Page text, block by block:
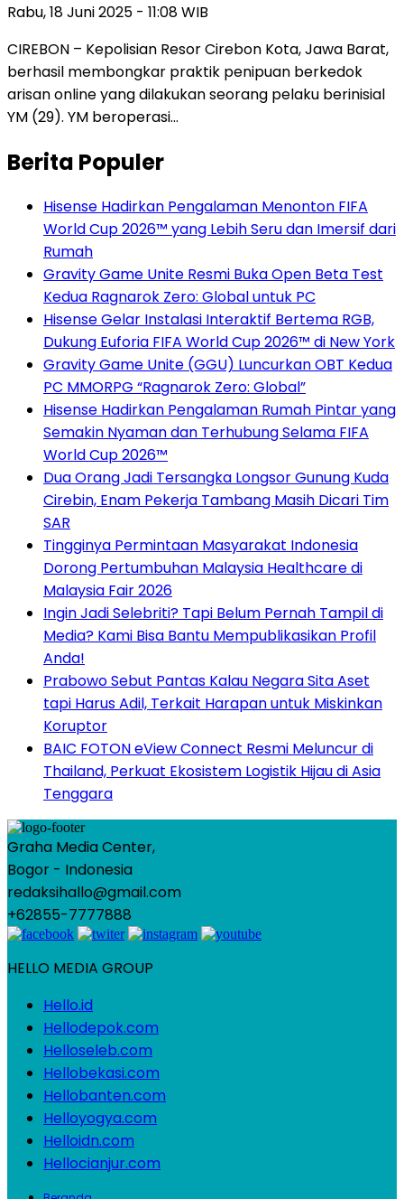
Rabu, 18 Juni 2025 - 11:08 WIB
CIREBON – Kepolisian Resor Cirebon Kota, Jawa Barat,
berhasil membongkar praktik penipuan berkedok
arisan online yang dilakukan seorang pelaku berinisial
YM (29). YM beroperasi…
Berita Populer
Hisense Hadirkan Pengalaman Menonton FIFA
World Cup 2026™ yang Lebih Seru dan Imersif dari
Rumah
Gravity Game Unite Resmi Buka Open Beta Test
Kedua Ragnarok Zero: Global untuk PC
Hisense Gelar Instalasi Interaktif Bertema RGB,
Dukung Euforia FIFA World Cup 2026™ di New York
Gravity Game Unite (GGU) Luncurkan OBT Kedua
PC MMORPG “Ragnarok Zero: Global”
Hisense Hadirkan Pengalaman Rumah Pintar yang
Semakin Nyaman dan Terhubung Selama FIFA
World Cup 2026™
Dua Orang Jadi Tersangka Longsor Gunung Kuda
Cirebin, Enam Pekerja Tambang Masih Dicari Tim
SAR
Tingginya Permintaan Masyarakat Indonesia
Dorong Pertumbuhan Malaysia Healthcare di
Malaysia Fair 2026
Ingin Jadi Selebriti? Tapi Belum Pernah Tampil di
Media? Kami Bisa Bantu Mempublikasikan Profil
Anda!
Prabowo Sebut Pantas Kalau Negara Sita Aset
tapi Harus Adil, Terkait Harapan untuk Miskinkan
Koruptor
BAIC FOTON eView Connect Resmi Meluncur di
Thailand, Perkuat Ekosistem Logistik Hijau di Asia
Tenggara
Graha Media Center,
Bogor - Indonesia
redaksihallo@gmail.com
+62855-7777888
HELLO MEDIA GROUP
Hello.id
Hellodepok.com
Helloseleb.com
Hellobekasi.com
Hellobanten.com
Helloyogya.com
Helloidn.com
Hellocianjur.com